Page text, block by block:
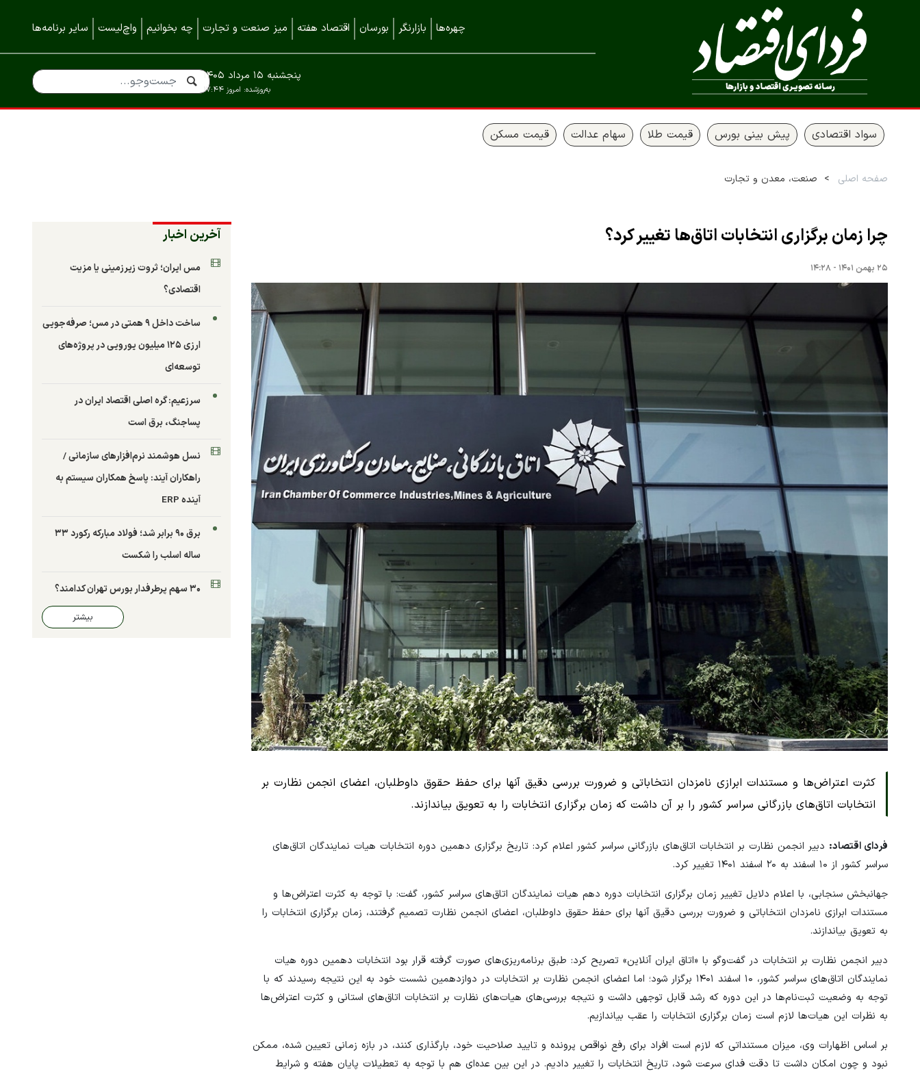
چهره‌ها بازارنگر بورسان اقتصاد هفته میز صنعت و تجارت چه بخوانیم واچ‌لیست سایر برنامه‌ها
به‌روزشده: امروز ۱۷:۴۴
پنجشنبه ۱۵ مرداد ۱۴۰۵
سواد اقتصادی پیش بینی بورس قیمت طلا سهام عدالت قیمت مسکن
صفحه اصلی صنعت، معدن و تجارت
چرا زمان برگزاری انتخابات اتاق‌ها تغییر کرد؟
۲۵ بهمن ۱۴۰۱ - ۱۴:۲۸
کثرت اعتراض‌ها و مستندات ابرازی نامزدان انتخاباتی و ضرورت بررسی دقیق آنها برای حفظ حقوق داوطلبان، اعضای انجمن نظارت بر
انتخابات اتاق‌های بازرگانی سراسر کشور را بر آن داشت که زمان برگزاری انتخابات را به تعویق بیاندازند.
فردای اقتصاد: دبیر انجمن نظارت بر انتخابات اتاق‌های بازرگانی سراسر کشور اعلام کرد: تاریخ برگزاری دهمین دوره انتخابات هیات‌ نمایندگان اتاق‌های
سراسر کشور از ۱۰ اسفند به ۲۰ اسفند ۱۴۰۱ تغییر کرد.
جهانبخش سنجابی، با اعلام دلایل تغییر زمان برگزاری انتخابات دوره دهم هیات نمایندگان اتاق‌های سراسر کشور، گفت: با توجه به کثرت اعتراض‌ها و
مستندات ابرازی نامزدان انتخاباتی و ضرورت بررسی دقیق آنها برای حفظ حقوق داوطلبان، اعضای انجمن نظارت تصمیم گرفتند، زمان برگزاری انتخابات را
به تعویق بیاندازند.
دبیر انجمن نظارت بر انتخابات در گفت‌وگو با «اتاق ایران آنلاین» تصریح کرد: طبق برنامه‌ریزی‌های صورت گرفته قرار بود انتخابات دهمین دوره هیات
نمایندگان اتاق‌های سراسر کشور، ۱۰ اسفند ۱۴۰۱ برگزار شود؛ اما اعضای انجمن نظارت بر انتخابات در دوازدهمین نشست خود به این نتیجه رسیدند که با
توجه به وضعیت ثبت‌نام‌ها در این دوره که رشد قابل توجهی داشت و نتیجه بررسی‌های هیات‌های نظارت بر انتخابات اتاق‌های استانی و کثرت اعتراض‌ها
به نظرات این هیات‌ها لازم است زمان برگزاری انتخابات را عقب بیاندازیم.
بر اساس اظهارات وی، میزان مستنداتی که لازم است افراد برای رفع نواقص پرونده‌ و تایید صلاحیت خود، بارگذاری کنند، در بازه زمانی تعیین شده، ممکن
نبود و چون امکان داشت تا دقت فدای سرعت شود، تاریخ انتخابات را تغییر دادیم. در این بین عده‌ای هم با توجه به تعطیلات پایان هفته و شرایط
آخرین اخبار
مس ایران؛ ثروت زیرزمینی یا مزیت
اقتصادی؟
ساخت داخل ۹ همتی در مس؛ صرفه‌جویی
ارزی ۱۲۵ میلیون یورویی در پروژه‌های
توسعه‌ای
سرزعیم: گره اصلی اقتصاد ایران در
پساجنگ، برق است
نسل هوشمند نرم‌افزارهای سازمانی /
راهکاران آیند: پاسخ همکاران سیستم به
آینده ERP
برق ۹۰ برابر شد؛ فولاد مبارکه رکورد ۳۳
ساله اسلب را شکست
۳۰ سهم پرطرفدار بورس تهران کدامند؟
بیشتر